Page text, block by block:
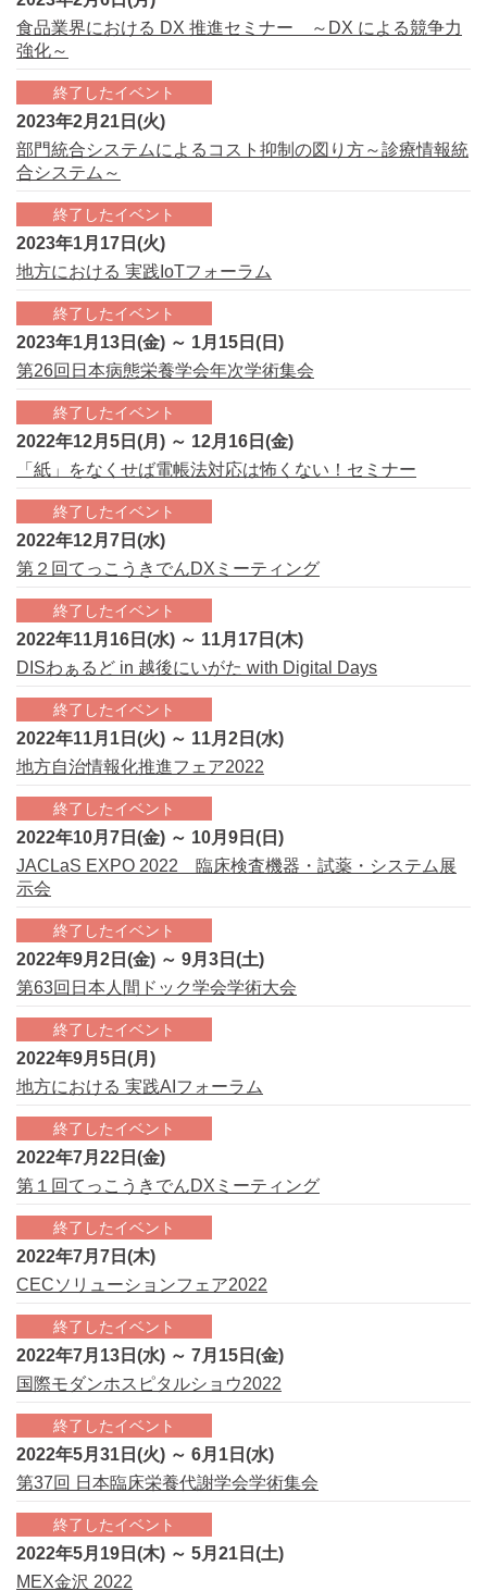
食品業界における DX 推進セミナー ～DX による競争力
強化～
終了したイベント
2023年2月21日(火)
部門統合システムによるコスト抑制の図り方～診療情報統
合システム～
終了したイベント
2023年1月17日(火)
地方における 実践IoTフォーラム
終了したイベント
2023年1月13日(金) ～ 1月15日(日)
第26回日本病態栄養学会年次学術集会
終了したイベント
2022年12月5日(月) ～ 12月16日(金)
「紙」をなくせば電帳法対応は怖くない！セミナー
終了したイベント
2022年12月7日(水)
第２回てっこうきでんDXミーティング
終了したイベント
2022年11月16日(水) ～ 11月17日(木)
DISわぁるど in 越後にいがた with Digital Days
終了したイベント
2022年11月1日(火) ～ 11月2日(水)
地方自治情報化推進フェア2022
終了したイベント
2022年10月7日(金) ～ 10月9日(日)
JACLaS EXPO 2022 臨床検査機器・試薬・システム展
示会
終了したイベント
2022年9月2日(金) ～ 9月3日(土)
第63回日本人間ドック学会学術大会
終了したイベント
2022年9月5日(月)
地方における 実践AIフォーラム
終了したイベント
2022年7月22日(金)
第１回てっこうきでんDXミーティング
終了したイベント
2022年7月7日(木)
CECソリューションフェア2022
終了したイベント
2022年7月13日(水) ～ 7月15日(金)
国際モダンホスピタルショウ2022
終了したイベント
2022年5月31日(火) ～ 6月1日(水)
第37回 日本臨床栄養代謝学会学術集会
終了したイベント
2022年5月19日(木) ～ 5月21日(土)
MEX金沢 2022